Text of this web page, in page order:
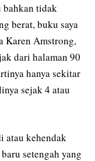
bahkan tidak
berat, buku saya
Karen Amstrong,
dari halaman 90
hanya sekitar
sejak 4 atau
atau kehendak
setengah yang